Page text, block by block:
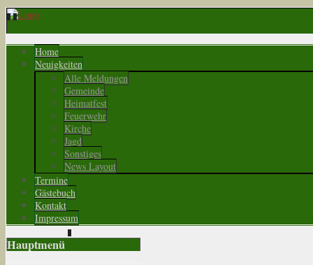
Home
Neuigkeiten
Alle Meldungen
Gemeinde
Heimatfest
Feuerwehr
Kirche
Jagd
Sonstiges
News Layout
Termine
Gästebuch
Kontakt
Impressum
Hauptmenü